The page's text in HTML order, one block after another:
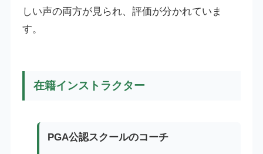
しい声の両方が見られ、評価が分かれていま
す。
在籍インストラクター
PGA公認スクールのコーチ